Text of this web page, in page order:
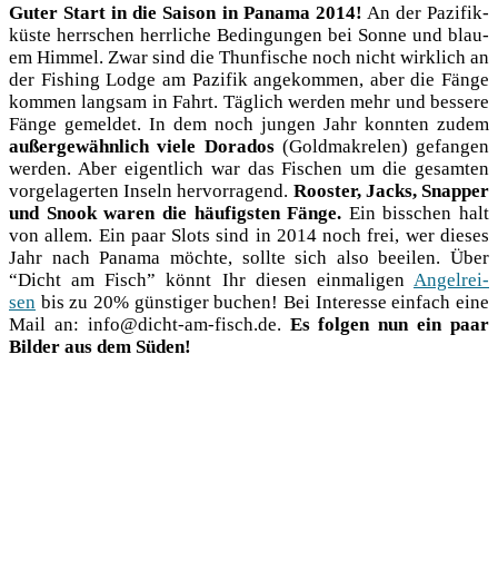
Guter Start in die Sai­son in Pana­ma 2014! An der Pazi­fik­
küs­te herr­schen herr­li­che Bedin­gun­gen bei Son­ne und blau­
em Him­mel. Zwar sind die Thun­fi­sche noch nicht wirk­lich an
der Fishing Lodge am Pazi­fik ange­kom­men, aber die Fän­ge
kom­men lang­sam in Fahrt. Täg­lich wer­den mehr und bes­se­re
Fän­ge gemel­det. In dem noch jun­gen Jahr konn­ten zudem
außer­ge­w­ähn­lich vie­le Dora­dos(Gold­ma­kre­len) gefan­gen
wer­den. Aber eigent­lich war das Fischen um die gesam­ten
vor­ge­la­ger­ten Inseln her­vor­ra­gend. Roos­ter, Jacks, Snap­per
und Snook waren die häu­figs­ten Fän­ge. Ein biss­chen halt
von allem. Ein paar Slots sind in 2014 noch frei, wer die­ses
Jahr nach Pana­ma möch­te, soll­te sich also beei­len. Über
“Dicht am Fisch” könnt Ihr die­sen ein­ma­li­gen Angel­rei­
sen bis zu 20% güns­ti­ger buchen! Bei Inter­es­se ein­fach eine
Mail an: info@dicht-am-fisch.de. Es fol­gen nun ein paar
Bil­der aus dem Süden!